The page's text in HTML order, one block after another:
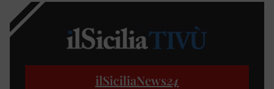
ilSiciliaNews24